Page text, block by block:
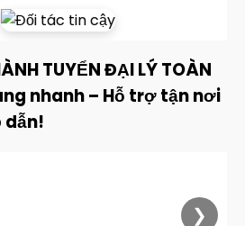
TUYỂN ĐẠI LÝ TOÀN
nhanh – Hỗ trợ tận nơi
dẫn!
❯